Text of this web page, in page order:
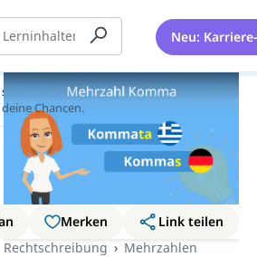
Neu:
Merken
Link teilen
Rechtschreibung
Mehrzahlen
Chancen.